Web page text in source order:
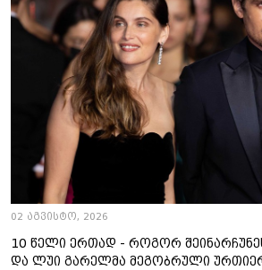
02 აგვისტო, 2026
10 წელი ერთად - როგორ
და ლუი გარელმა მეგობრული